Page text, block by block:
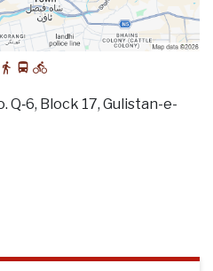
Q‑6, Block 17, Gulistan-e-